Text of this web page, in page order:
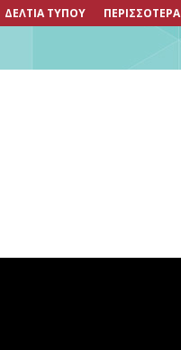
ΔΕΛΤΙΑ ΤΥΠΟΥ ΠΕΡΙΣΣΟΤΕΡΑ